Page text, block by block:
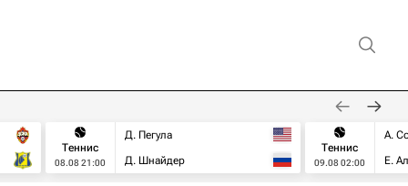
Теннис
08.08 21:00
Д. Пегула
Д. Шнайдер
Теннис
09.08 02:00
А.
Е.